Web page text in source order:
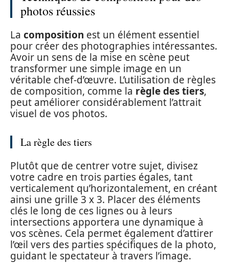
photos réussies
La composition est un élément essentiel
pour créer des photographies intéressantes.
Avoir un sens de la mise en scène peut
transformer une simple image en un
véritable chef-d’œuvre. L’utilisation de règles
de composition, comme la règle des tiers,
peut améliorer considérablement l’attrait
visuel de vos photos.
La règle des tiers
Plutôt que de centrer votre sujet, divisez
votre cadre en trois parties égales, tant
verticalement qu’horizontalement, en créant
ainsi une grille 3 x 3. Placer des éléments
clés le long de ces lignes ou à leurs
intersections apportera une dynamique à
vos scènes. Cela permet également d’attirer
l’œil vers des parties spécifiques de la photo,
guidant le spectateur à travers l’image.